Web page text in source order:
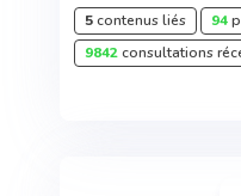
5contenus liés 94
9842consultations